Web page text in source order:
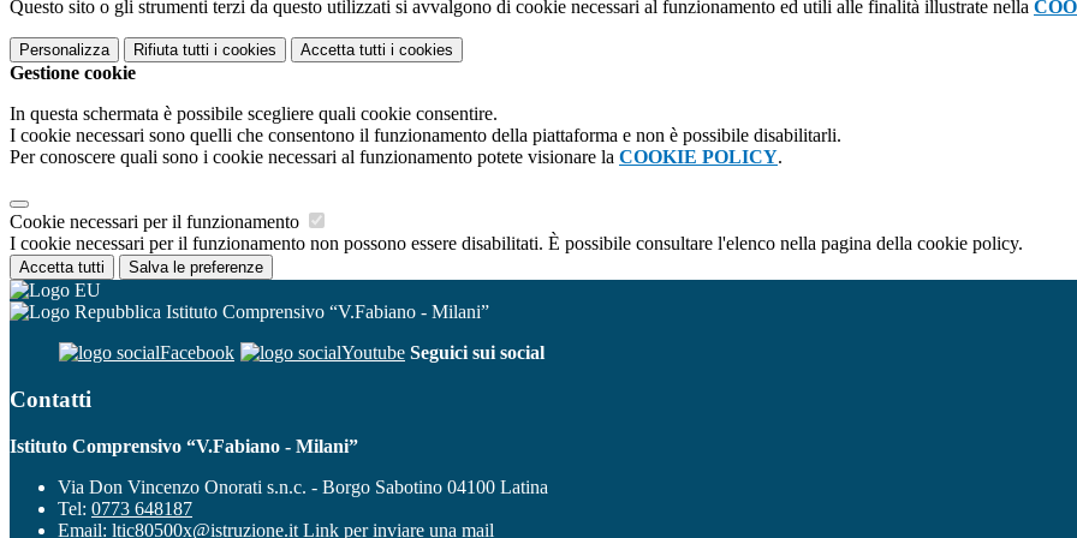
Questo sito o gli strumenti terzi da questo utilizzati si avvalgono di cookie necessari al funzionamento ed utili alle finalità illustrate nella
Personalizza Rifiuta tutti i cookies Accetta tutti i cookies
Gestione cookie
In questa schermata è possibile scegliere quali cookie consentire.
I cookie necessari sono quelli che consentono il funzionamento della piattaforma e non è possibile disabilitarli.
Per conoscere quali sono i cookie necessari al funzionamento potete visionare la COOKIE POLICY.
Cookie necessari per il funzionamento
I cookie necessari per il funzionamento non possono essere disabilitati. È possibile consultare l'elenco nella pagina della cookie policy.
Accetta tutti Salva le preferenze
Istituto Comprensivo “V.Fabiano - Milani”
Facebook
Youtube Seguici sui social
Contatti
Istituto Comprensivo “V.Fabiano - Milani”
Via Don Vincenzo Onorati s.n.c. - Borgo Sabotino 04100 Latina
Tel: 0773 648187
Email: ltic80500x@istruzione.it Link per inviare una mail